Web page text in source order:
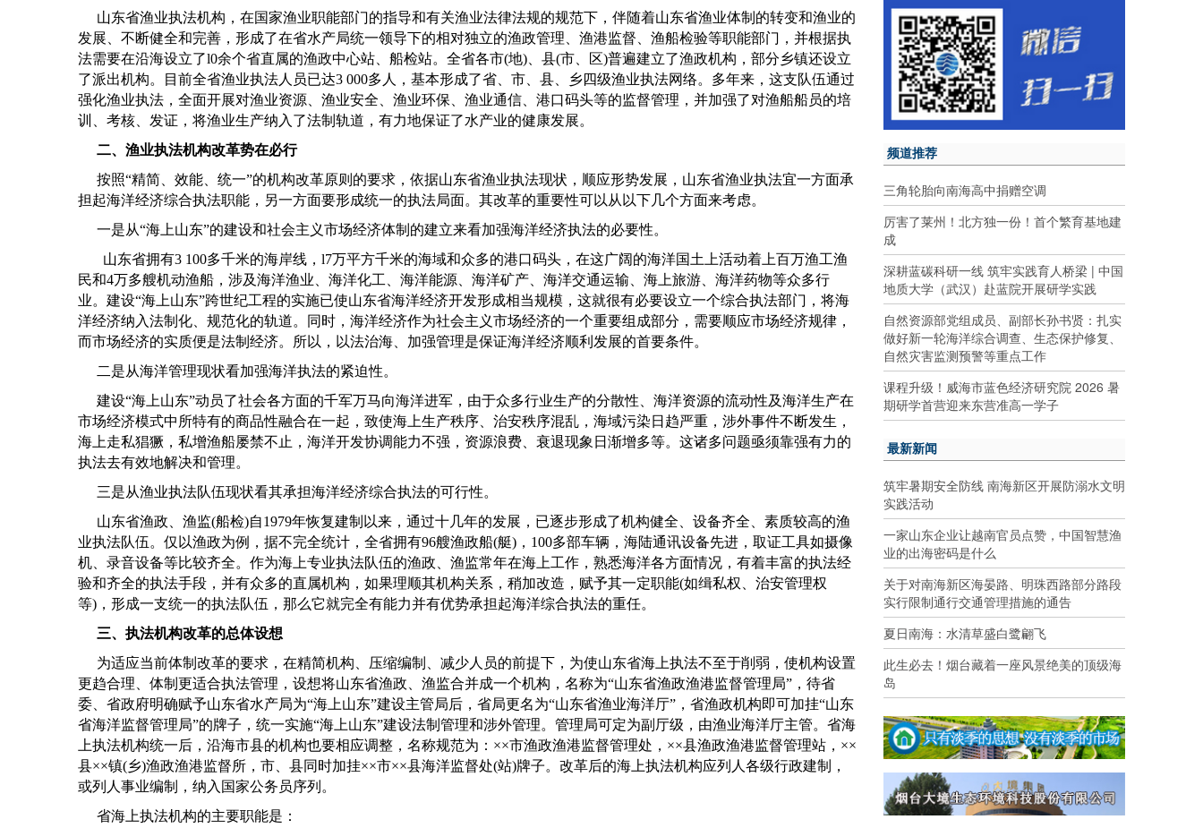
山东省渔业执法机构，在国家渔业职能部门的指导和有关渔业法律法规的规范下，伴随着山东省渔业体制的转变和渔业的
发展、不断健全和完善，形成了在省水产局统一领导下的相对独立的渔政管理、渔港监督、渔船检验等职能部门，并根据执
法需要在沿海设立了l0余个省直属的渔政中心站、船检站。全省各市(地) 、县(市、区)普遍建立了渔政机构，部分乡镇还设立
了派出机构。目前全省渔业执法人员已达3 000多人，基本形成了省、市、县、乡四级渔业执法网络。多年来，这支队伍通过
强化渔业执法，全面开展对渔业资源、渔业安全、渔业环保、渔业通信、港口码头等的监督管理，并加强了对渔船船员的培
训、考核、发证，将渔业生产纳入了法制轨道，有力地保证了水产业的健康发展。
二、渔业执法机构改革势在必行
按照“精简、效能、统一”的机构改革原则的要求，依据山东省渔业执法现状，顺应形势发展，山东省渔业执法宜一方面承
担起海洋经济综合执法职能，另一方面要形成统一的执法局面。其改革的重要性可以从以下几个方面来考虑。
一是从“海上山东”的建设和社会主义市场经济体制的建立来看加强海洋经济执法的必要性。
山东省拥有3 100多千米的海岸线， l7万平方千米的海域和众多的港口码头，在这广阔的海洋国土上活动着上百万渔工渔
民和4万多艘机动渔船，涉及海洋渔业、海洋化工、海洋能源、海洋矿产、海洋交通运输、海上旅游、海洋药物等众多行
业。建设“海上山东”跨世纪工程的实施已使山东省海洋经济开发形成相当规模，这就很有必要设立一个综合执法部门，将海
洋经济纳入法制化、规范化的轨道。同时，海洋经济作为社会主义市场经济的一个重要组成部分，需要顺应市场经济规律，
而市场经济的实质便是法制经济。所以，以法治海、加强管理是保证海洋经济顺利发展的首要条件。
二是从海洋管理现状看加强海洋执法的紧迫性。
建设“海上山东”动员了社会各方面的千军万马向海洋进军，由于众多行业生产的分散性、海洋资源的流动性及海洋生产在
市场经济模式中所特有的商品性融合在一起，致使海上生产秩序、治安秩序混乱，海域污染日趋严重，涉外事件不断发生，
海上走私猖獗，私增渔船屡禁不止，海洋开发协调能力不强，资源浪费、衰退现象日渐增多等。这诸多问题亟须靠强有力的
执法去有效地解决和管理。
三是从渔业执法队伍现状看其承担海洋经济综合执法的可行性。
山东省渔政、渔监(船检)自1979年恢复建制以来，通过十几年的发展，已逐步形成了机构健全、设备齐全、素质较高的渔
业执法队伍。仅以渔政为例，据不完全统计，全省拥有96艘渔政船(艇) ， 100多部车辆，海陆通讯设备先进，取证工具如摄像
机、录音设备等比较齐全。作为海上专业执法队伍的渔政、渔监常年在海上工作，熟悉海洋各方面情况，有着丰富的执法经
验和齐全的执法手段，并有众多的直属机构，如果理顺其机构关系，稍加改造，赋予其一定职能(如缉私权、治安管理权
等) ，形成一支统一的执法队伍，那么它就完全有能力并有优势承担起海洋综合执法的重任。
三、执法机构改革的总体设想
为适应当前体制改革的要求，在精简机构、压缩编制、减少人员的前提下，为使山东省海上执法不至于削弱，使机构设置
更趋合理、体制更适合执法管理，设想将山东省渔政、渔监合并成一个机构，名称为“山东省渔政渔港监督管理局” ，待省
委、省政府明确赋予山东省水产局为“海上山东”建设主管局后，省局更名为“山东省渔业海洋厅” ，省渔政机构即可加挂“山东
省海洋监督管理局”的牌子，统一实施“海上山东”建设法制管理和涉外管理。管理局可定为副厅级，由渔业海洋厅主管。省海
上执法机构统一后，沿海市县的机构也要相应调整，名称规范为：××市渔政渔港监督管理处，××县渔政渔港监督管理站，××
县××镇(乡)渔政渔港监督所，市、县同时加挂××市××县海洋监督处(站)牌子。改革后的海上执法机构应列人各级行政建制，
或列人事业编制，纳入国家公务员序列。
省海上执法机构的主要职能是：
频道推荐
三角轮胎向南海高中捐赠空调
厉害了莱州！北方独一份！首个繁育基地建
成
深耕蓝碳科研一线 筑牢实践育人桥梁 | 中国
地质大学（武汉）赴蓝院开展研学实践
自然资源部党组成员、副部长孙书贤：扎实
做好新一轮海洋综合调查、生态保护修复、
自然灾害监测预警等重点工作
课程升级！威海市蓝色经济研究院 2026 暑
期研学首营迎来东营准高一学子
最新新闻
筑牢暑期安全防线 南海新区开展防溺水文明
实践活动
一家山东企业让越南官员点赞，中国智慧渔
业的出海密码是什么
关于对南海新区海晏路、明珠西路部分路段
实行限制通行交通管理措施的通告
夏日南海：水清草盛白鹭翩飞
此生必去！烟台藏着一座风景绝美的顶级海
岛